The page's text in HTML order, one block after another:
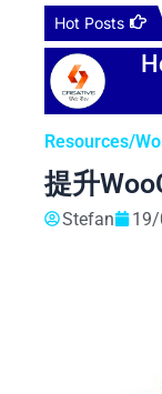
content
Hot Posts
Resources/
提升
Stefan